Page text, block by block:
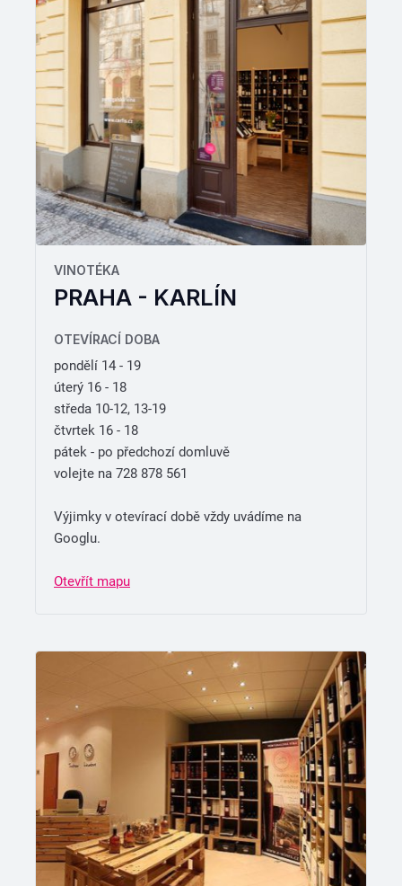
VINOTÉKA
PRAHA - KARLÍN
OTEVÍRACÍ DOBA
pondělí 14 - 19
úterý 16 - 18
středa 10-12, 13-19
čtvrtek 16 - 18
pátek - po předchozí domluvě
volejte na 728 878 561
Výjimky v otevírací době vždy uvádíme na
Googlu.
Otevřít mapu